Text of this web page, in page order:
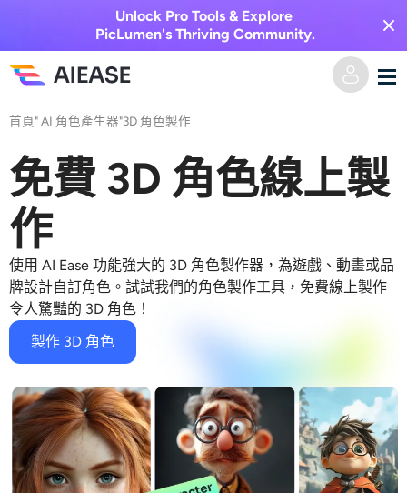
Unlock Pro Tools & Explore
PicLumen's Thriving Community.
家
AI視頻
文字轉視頻
圖像轉視頻
視頻效果
AI擁抱生成器
AI舞蹈生成器
視覺特效
AI圖像
支援的人工智慧模型
Seedream 5.0 專業版 Nano Banana Pro Seedream 4.5
納米香蕉 通量 Kontext
人工智慧工具
照片增強器
物件移除器
定價
首頁"AI 角色產生器"3D 角色製作
免費 3D 角色線上製
作
使用 AI Ease 功能強大的 3D 角色製作器，為遊戲、動畫或品
牌設計自訂角色。試試我們的角色製作工具，免費線上製作
令人驚豔的 3D 角色！
製作 3D 角色